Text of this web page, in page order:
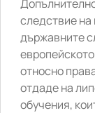
следствие на
държавните
относно
отдаде на
обучения,